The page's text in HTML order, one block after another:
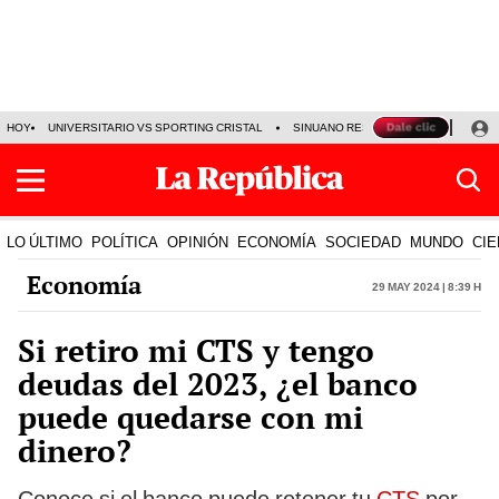
HOY UNIVERSITARIO VS SPORTING CRISTAL SINUANO RESULTADOS HOY
LO ÚLTIMO POLÍTICA OPINIÓN ECONOMÍA SOCIEDAD MUNDO
Economía 29 May 2024 | 8:39 h
Si retiro mi CTS y tengo
deudas del 2023, ¿el banco
puede quedarse con mi
dinero?